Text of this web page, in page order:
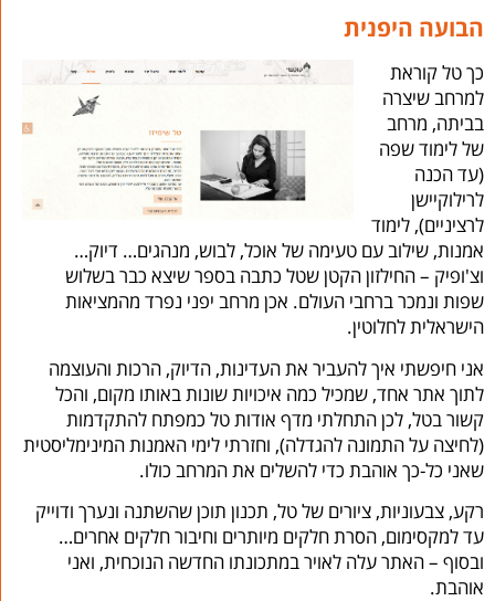
הבועה היפנית
כך טל קוראת
למרחב שיצרה
בביתה, מרחב
של לימוד שפה
(עד הכנה
לרילוקיישן
לרציניים), לימוד
אמנות, שילוב עם טעימה של אוכל, לבוש, מנהגים… דיוק…
וצ'ופיק – החילזון הקטן שטל כתבה בספר שיצא כבר בשלוש
שפות ונמכר ברחבי העולם. אכן מרחב יפני נפרד מהמציאות
הישראלית לחלוטין.
אני חיפשתי איך להעביר את העדינות, הדיוק, הרכות והעוצמה
לתוך אתר אחד, שמכיל כמה איכויות שונות באותו מקום, והכל
קשור בטל, לכן התחלתי מדף אודות טל כמפתח להתקדמות
(לחיצה על התמונה להגדלה), וחזרתי לימי האמנות המינימליסטית
שאני כל-כך אוהבת כדי להשלים את המרחב כולו.
רקע, צבעוניות, ציורים של טל, תכנון תוכן שהשתנה ונערך ודוייק
עד למקסימום, הסרת חלקים מיותרים וחיבור חלקים אחרים…
ובסוף – האתר עלה לאויר במתכונתו החדשה הנוכחית, ואני
אוהבת.